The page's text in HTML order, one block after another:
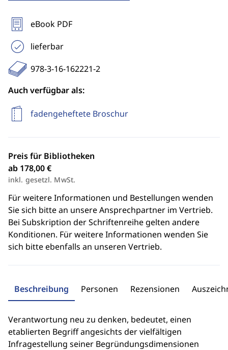
eBook PDF
lieferbar
978-3-16-162221-2
Auch verfügbar als:
fadengeheftete Broschur
Preis für Bibliotheken
ab 178,00 €
inkl. gesetzl. MwSt.
Für weitere Informationen und Bestellungen wenden
Sie sich bitte an unsere Ansprechpartner im Vertrieb.
Bei Subskription der Schriftenreihe gelten andere
Konditionen. Für weitere Informationen wenden Sie
sich bitte ebenfalls an unseren Vertrieb.
Beschreibung Personen Rezensionen
Verantwortung neu zu denken, bedeutet, einen
etablierten Begriff angesichts der vielfältigen
Infragestellung seiner Begründungsdimensionen